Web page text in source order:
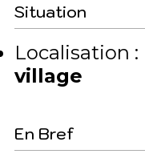
Situation
Localisation :
village
En Bref